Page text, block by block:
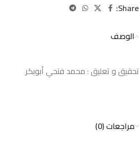
Share:
الوصف
تحقيق و تعليق : محمد فتحي أبوبكر
مراجعات (0)